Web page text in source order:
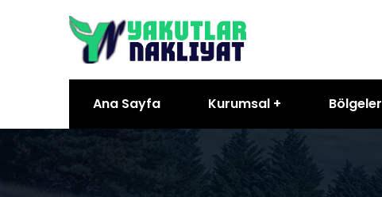
Ana Sayfa Kurumsal Bölgeler